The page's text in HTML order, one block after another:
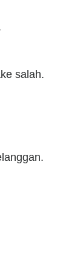
salah.